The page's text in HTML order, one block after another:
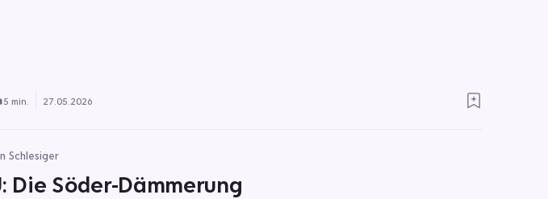
5 min. 27.05.2026
Schlesiger
Die Söder-Dämmerung